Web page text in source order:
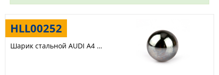
HLL00252
Шарик стальной AUDI A4 2011-; AUDI A4 allroad 2012-; AUDI A5 2011-